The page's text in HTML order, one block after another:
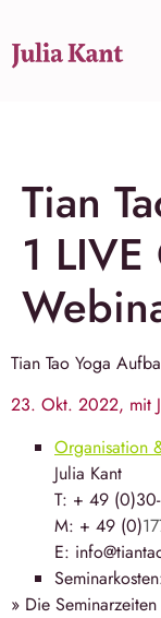
Tian
1
Tian Tao Yoga
23. Okt. 2022, mit
Organisation
Julia Kant
T: + 49
M: + 49 (0)
E:
» Die